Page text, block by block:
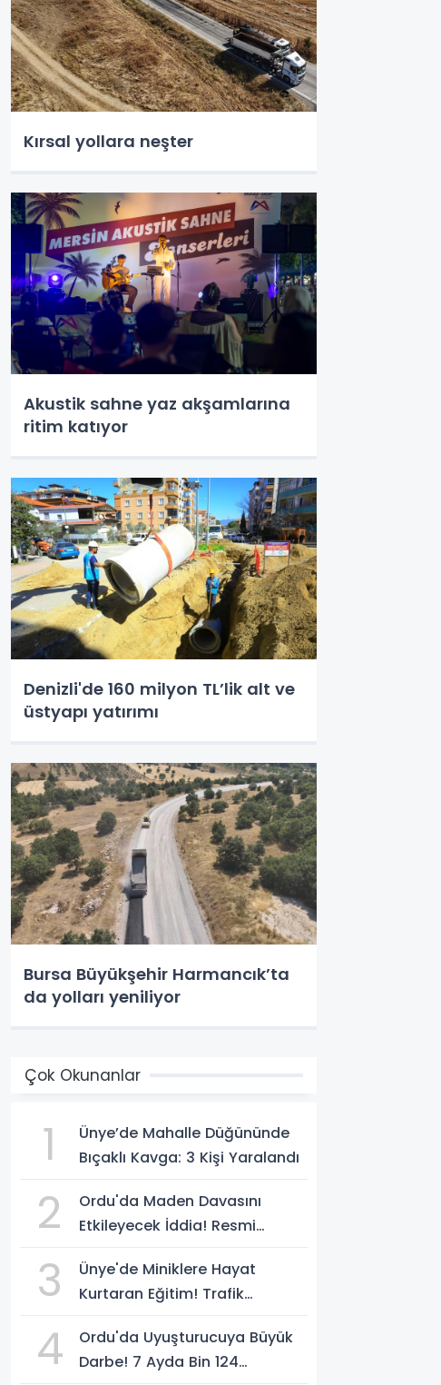
Kırsal yollara neşter
Akustik sahne yaz akşamlarına
ritim katıyor
Denizli'de 160 milyon TL’lik alt ve
üstyapı yatırımı
Bursa Büyükşehir Harmancık’ta
da yolları yeniliyor
Çok Okunanlar
1
Ünye’de Mahalle Düğününde
Bıçaklı Kavga: 3 Kişi Yaralandı
2
Ordu'da Maden Davasını
Etkileyecek İddia! Resmi
3
Ünye'de Miniklere Hayat
Kurtaran Eğitim! Trafik
4
Ordu'da Uyuşturucuya Büyük
Darbe! 7 Ayda Bin 124